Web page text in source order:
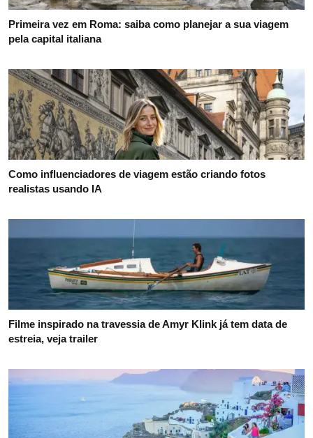
Primeira vez em Roma: saiba como planejar a sua viagem
pela capital italiana
Como influenciadores de viagem estão criando fotos
realistas usando IA
Filme inspirado na travessia de Amyr Klink já tem data de
estreia, veja trailer